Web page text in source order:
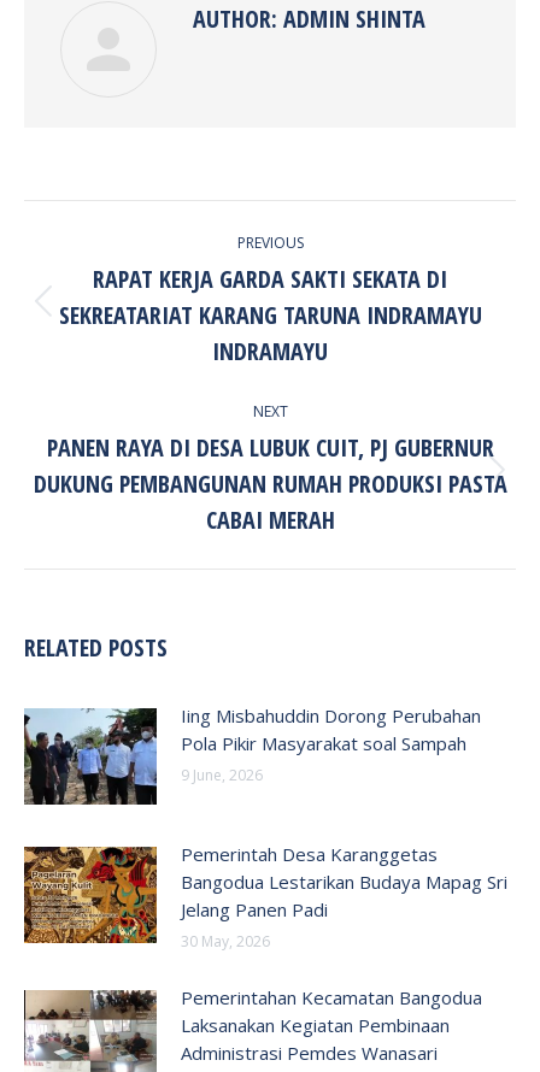
AUTHOR: ADMIN SHINTA
PREVIOUS
Previous
post:
RAPAT KERJA GARDA SAKTI SEKATA DI
SEKREATARIAT KARANG TARUNA INDRAMAYU
INDRAMAYU
NEXT
Next
post:
PANEN RAYA DI DESA LUBUK CUIT, PJ GUBERNUR
DUKUNG PEMBANGUNAN RUMAH PRODUKSI PASTA
CABAI MERAH
RELATED POSTS
Iing Misbahuddin Dorong Perubahan
Pola Pikir Masyarakat soal Sampah
9 June, 2026
Pemerintah Desa Karanggetas
Bangodua Lestarikan Budaya Mapag Sri
Jelang Panen Padi
30 May, 2026
Pemerintahan Kecamatan Bangodua
Laksanakan Kegiatan Pembinaan
Administrasi Pemdes Wanasari